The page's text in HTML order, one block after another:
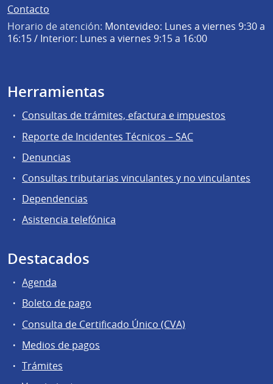
Contacto
Horario de atención: Montevideo: Lunes a viernes 9:30 a
16:15 / Interior: Lunes a viernes 9:15 a 16:00
Herramientas
Consultas de trámites, efactura e impuestos
Reporte de Incidentes Técnicos – SAC
Denuncias
Consultas tributarias vinculantes y no vinculantes
Dependencias
Asistencia telefónica
Destacados
Agenda
Boleto de pago
Consulta de Certificado Único (CVA)
Medios de pagos
Trámites